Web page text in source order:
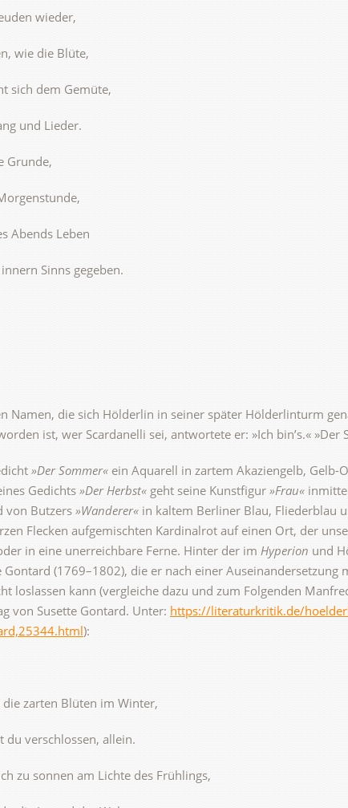
wieder,
wie die Blüte,
sich dem Gemüte,
und Lieder.
Grunde,
Abends Leben
Sinns gegeben.
Namen, die sich Hölderlin in seiner später Hölderlinturm
ist, wer Scardanelli sei, antwortete er: »Ich bin’s.« »Der
»Der Sommer« ein Aquarell in zartem Akaziengelb,
Gedichts»Der Herbst« geht seine Kunstfigur »Frau«
von Butzers »Wanderer« in kaltem Berliner Blau, Fliederblau
Flecken aufgemischten Kardinalrot auf einen Ort, der
in eine unerreichbare Ferne. Hinter der im Hyperion und
Gontard (1769–1802), die er nach einer
loslassen kann (vergleiche dazu und zum Folgenden
von Susette Gontard. Unter: https://literaturkritik.de/
):
zarten Blüten im Winter,
du verschlossen, allein.
zu sonnen am Lichte des Frühlings,